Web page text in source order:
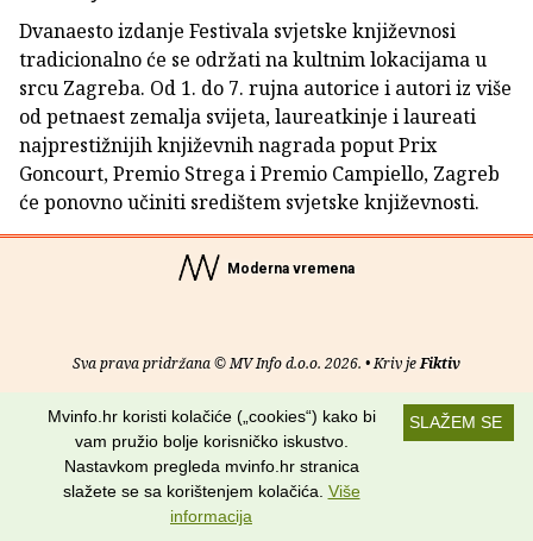
Dvanaesto izdanje Festivala svjetske književnosi
tradicionalno će se održati na kultnim lokacijama u
srcu Zagreba. Od 1. do 7. rujna autorice i autori iz više
od petnaest zemalja svijeta, laureatkinje i laureati
najprestižnijih književnih nagrada poput Prix
Goncourt, Premio Strega i Premio Campiello, Zagreb
će ponovno učiniti središtem svjetske književnosti.
Moderna vremena
Sva prava pridržana © MV Info d.o.o. 2026. • Kriv jeFiktiv
O nama • Pomoć• Uvjeti korištenja• RSS kanali
SLAŽEM SE
Mvinfo.hr koristi kolačiće („cookies“) kako bi
vam pružio bolje korisničko iskustvo.
Nastavkom pregleda mvinfo.hr stranica
slažete se sa korištenjem kolačića. Više
informacija